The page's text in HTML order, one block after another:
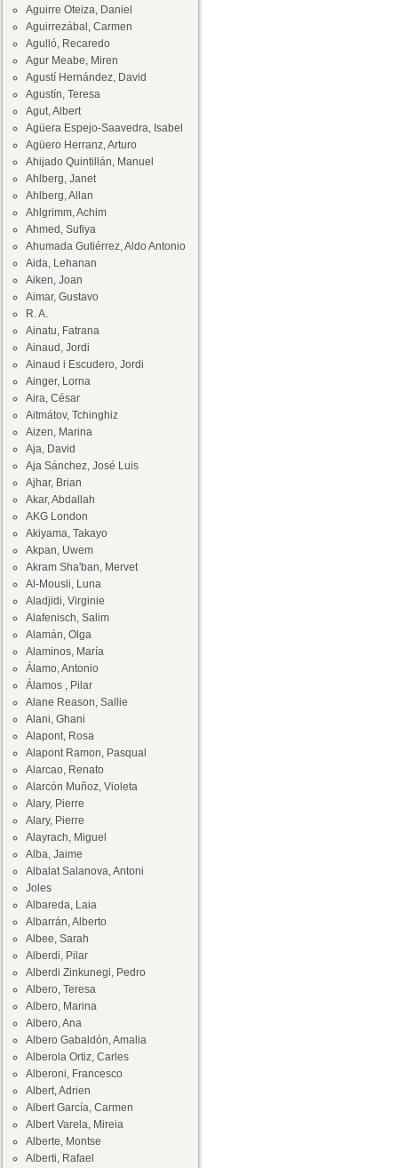
Aguirre Oteiza, Daniel
Aguirrezábal, Carmen
Agulló, Recaredo
Agur Meabe, Miren
Agustí Hernández, David
Agustín, Teresa
Agut, Albert
Agüera Espejo-Saavedra, Isabel
Agüero Herranz, Arturo
Ahijado Quintillán, Manuel
Ahlberg, Janet
Ahlberg, Allan
Ahlgrimm, Achim
Ahmed, Sufiya
Ahumada Gutiérrez, Aldo Antonio
Aida, Lehanan
Aiken, Joan
Aimar, Gustavo
R. A.
Ainatu, Fatrana
Ainaud, Jordi
Ainaud i Escudero, Jordi
Ainger, Lorna
Aira, César
Aitmátov, Tchinghiz
Aizen, Marina
Aja, David
Aja Sánchez, José Luis
Ajhar, Brian
Akar, Abdallah
AKG London
Akiyama, Takayo
Akpan, Uwem
Akram Sha'ban, Mervet
Al-Mousli, Luna
Aladjidi, Virginie
Alafenisch, Salim
Alamán, Olga
Alaminos, María
Álamo, Antonio
Álamos , Pilar
Alane Reason, Sallie
Alani, Ghani
Alapont, Rosa
Alapont Ramon, Pasqual
Alarcao, Renato
Alarcón Muñoz, Violeta
Alary, Pierre
Alary, Pierre
Alayrach, Miguel
Alba, Jaime
Albalat Salanova, Antoni
Joles
Albareda, Laia
Albarrán, Alberto
Albee, Sarah
Alberdi, Pilar
Alberdi Zinkunegi, Pedro
Albero, Teresa
Albero, Marina
Albero, Ana
Albero Gabaldón, Amalia
Alberola Ortiz, Carles
Alberoni, Francesco
Albert, Adrien
Albert García, Carmen
Albert Varela, Mireia
Alberte, Montse
Alberti, Rafael